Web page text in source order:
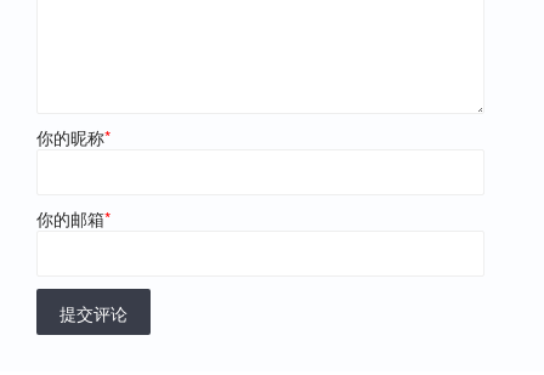
你的昵称*
你的邮箱*
提交评论